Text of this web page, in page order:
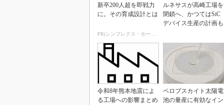
新卒200人超を即戦力
に。その育成設計とは
PR(シンプレクス・ホールディングス)
ルネサスが高崎工場を
閉鎖へ、かつてはSiC
デバイス生産の計画も
令和8年熊本地震によ
る工場への影響まとめ
ペロブスカイト太陽電
池の量産に有効なイン